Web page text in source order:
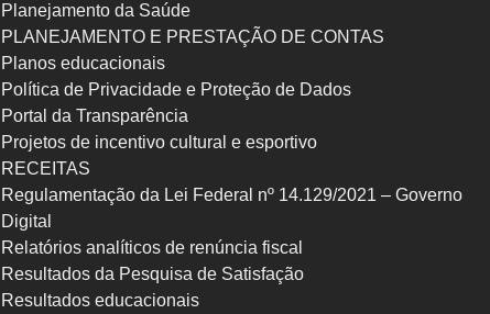
Planejamento da Saúde
PLANEJAMENTO E PRESTAÇÃO DE CONTAS
Planos educacionais
Política de Privacidade e Proteção de Dados
Portal da Transparência
Projetos de incentivo cultural e esportivo
RECEITAS
Regulamentação da Lei Federal nº 14.129/2021 – Governo
Digital
Relatórios analíticos de renúncia fiscal
Resultados da Pesquisa de Satisfação
Resultados educacionais